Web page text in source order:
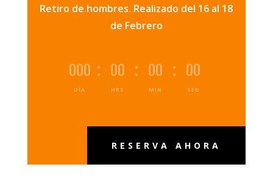
Retiro de hombres. Realizado del 16 al 18
de Febrero
000
DÍA
: 00
HRS
: 00
MIN
: 00
SEG
RESERVA AHORA